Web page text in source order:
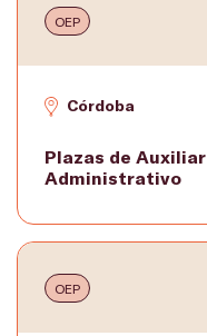
OEP
Córdoba
Plazas de Auxiliar
Administrativo
OEP